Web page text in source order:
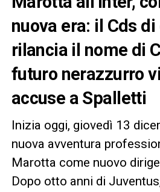
nuova era: il Cds
rilancia il nome di
futuro nerazzurro
accuse a Spalletti
Inizia oggi, giovedì 13
nuova avventura
Marotta come nuovo
Dopo otto anni di